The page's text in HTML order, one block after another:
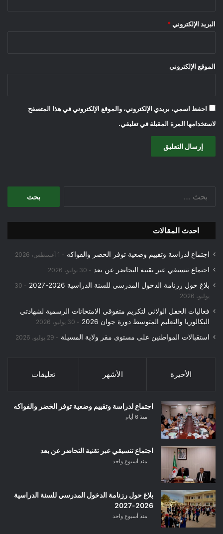
البريد الإلكتروني *
الموقع الإلكتروني
احفظ اسمي، بريدي الإلكتروني، والموقع الإلكتروني في هذا المتصفح
لاستخدامها المرة المقبلة في تعليقي.
احدث المقالات
اجتماع لدراسة وتقييم وضعية توفر الخضر والفواكه 1 أغسطس، 2026
اجتماع تنسيقي عبر تقنية التحاضر عن بعد 30 يوليو، 2026
بلاغ حول رزنامة الدخول المدرسي للسنة الدراسية 2026-2027
30
يوليو، 2026
فعاليات الحفل الولائي لتكريم متفوقي الامتحانات الرسمية لشهادتي
البكالوريا والتعليم المتوسط دورة جوان 2026
30 يوليو، 2026
استقبالات المواطنين على مستوى مقر ولاية المسيلة 29 يوليو، 2026
الأخيرة الأشهر تعليقات
اجتماع لدراسة وتقييم وضعية توفر الخضر والفواكه
منذ 6 أيام
اجتماع تنسيقي عبر تقنية التحاضر عن بعد
منذ أسبوع واحد
بلاغ حول رزنامة الدخول المدرسي للسنة الدراسية
2026-2027
منذ أسبوع واحد